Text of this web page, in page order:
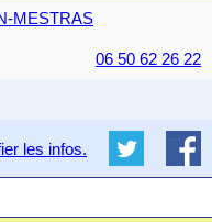
MESTRAS
06 50 62 26 22
les infos.